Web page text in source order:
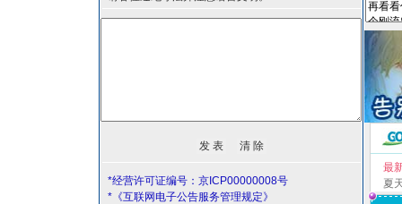
*经营许可证编号：京ICP00000008号
*《互联网电子公告服务管理规定》
最
夏